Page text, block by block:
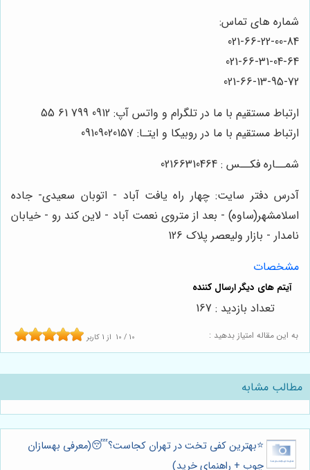
شماره های تماس:
021-66-22-00-84
021-66-31-04-64
021-66-13-95-72
ارتباط مستقیم با ما در تلگرام و واتس آپ: 0912 799 61 55
ارتباط مستقیم با ما در روبیکا و ایتـا: 09109020157
شمــاره فکــس : 02166310464
آدرس دفتر سایت: چهار راه یافت آباد - اتوبان سعیدی- جاده
اسلامشهر(ساوه) - بعد از متروی نعمت آباد - لاین کند رو - خیابان
نامدار - بازار ولیعصر پلاک 126
مشخصات
به این مقاله امتیاز بدهید : 10 / 10 از 1 کاربر
تعداد بازدید : 167
مطالب مشابه
⭐️بهترین کفی تخت در تهران کجاست؟😴(معرفی بهسازان
چوب + راهنمای خرید)